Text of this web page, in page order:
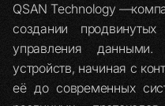
QSAN Technology
создании
управления данными.
устройств, начиная с
её до современных